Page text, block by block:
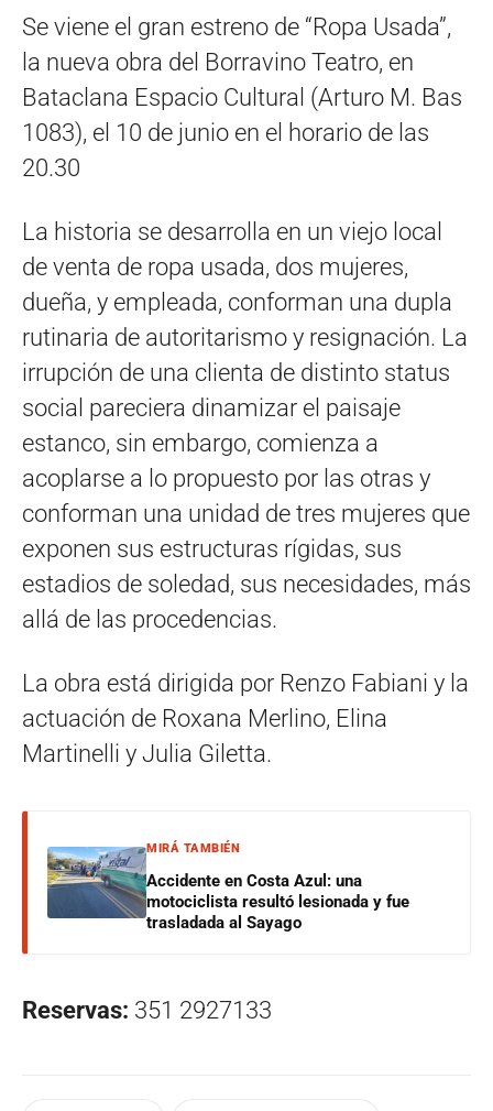
Se viene el gran estreno de “Ropa Usada”,
la nueva obra del Borravino Teatro, en
Bataclana Espacio Cultural (Arturo M. Bas
1083), el 10 de junio en el horario de las
20.30
La historia se desarrolla en un viejo local
de venta de ropa usada, dos mujeres,
dueña, y empleada, conforman una dupla
rutinaria de autoritarismo y resignación. La
irrupción de una clienta de distinto status
social pareciera dinamizar el paisaje
estanco, sin embargo, comienza a
acoplarse a lo propuesto por las otras y
conforman una unidad de tres mujeres que
exponen sus estructuras rígidas, sus
estadios de soledad, sus necesidades, más
allá de las procedencias.
La obra está dirigida por Renzo Fabiani y la
actuación de Roxana Merlino, Elina
Martinelli y Julia Giletta.
MIRÁ TAMBIÉN
Accidente en Costa Azul: una
motociclista resultó lesionada y fue
trasladada al Sayago
Reservas: 351 2927133